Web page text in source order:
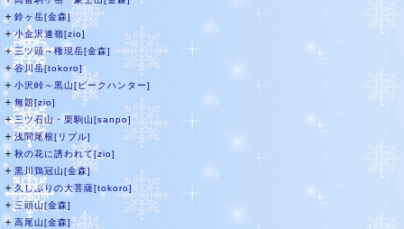
＋ 鈴ヶ岳[金森]
＋小金沢連嶺[zio]
＋三ツ頭～権現岳[金森]
＋谷川岳[tokoro]
＋ 小沢峠～黒山[ピークハンター]
＋無題[zio]
＋三ツ石山・栗駒山[sanpo]
＋浅間尾根[リブル]
＋ 秋の花に誘われて[zio]
＋ 黒川鶏冠山[金森]
＋久しぶりの大菩薩[tokoro]
＋三頭山[金森]
＋ 高尾山[金森]